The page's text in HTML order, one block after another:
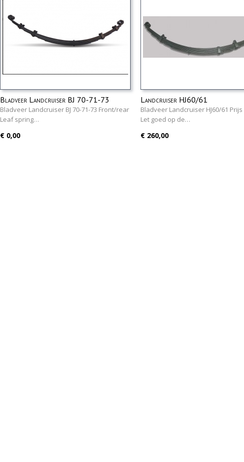
Bladveer Landcruiser BJ 70-71-73
Bladveer Landcruiser BJ 70-71-73 Front/rear
Leaf spring…
€ 0,00
Landcruiser HJ60/61
Bladveer Landcruiser HJ60/61
Let goed op de…
€ 260,00